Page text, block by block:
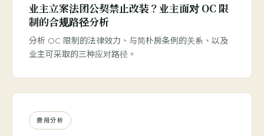
业主立案法团公契禁止改装？业主面对 OC 限
制的合规路径分析
分析 OC 限制的法律效力、与简朴房条例的关系、以及
业主可采取的三种应对路径。
费用分析